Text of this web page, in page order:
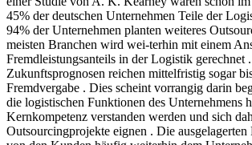
45% der deutschen Unternehmen Teile der
94% der Unternehmen planten weiteres
meisten Branchen wird wei-terhin mit einem
Fremdleistungsanteils in der Logistik gerechnet
Zukunftsprognosen reichen mittelfristig sogar
Fremdvergabe . Dies scheint vorrangig darin
die logistischen Funktionen des Unternehmens
Kernkompetenz verstanden werden und sich
Outsourcingprojekte eignen . Die